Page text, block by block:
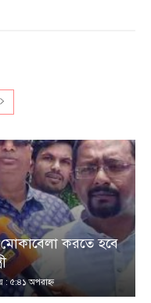
মোকাবেলা করতে হবে
: ৫:৪১ অপরাহ্ণ